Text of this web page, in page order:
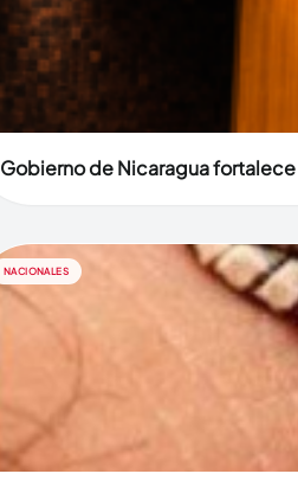
Gobierno de Nicaragua
NACIONALES